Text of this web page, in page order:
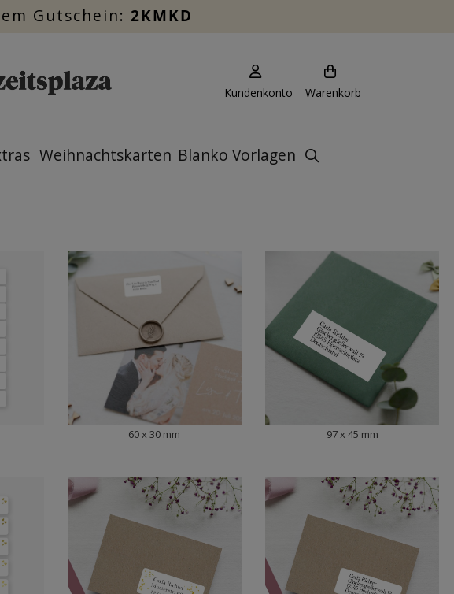
Gutschein: 2KMKD
Kundenkonto Warenkorb
Weihnachtskarten Blanko Vorlagen
60 x 30 mm 97 x 45 mm